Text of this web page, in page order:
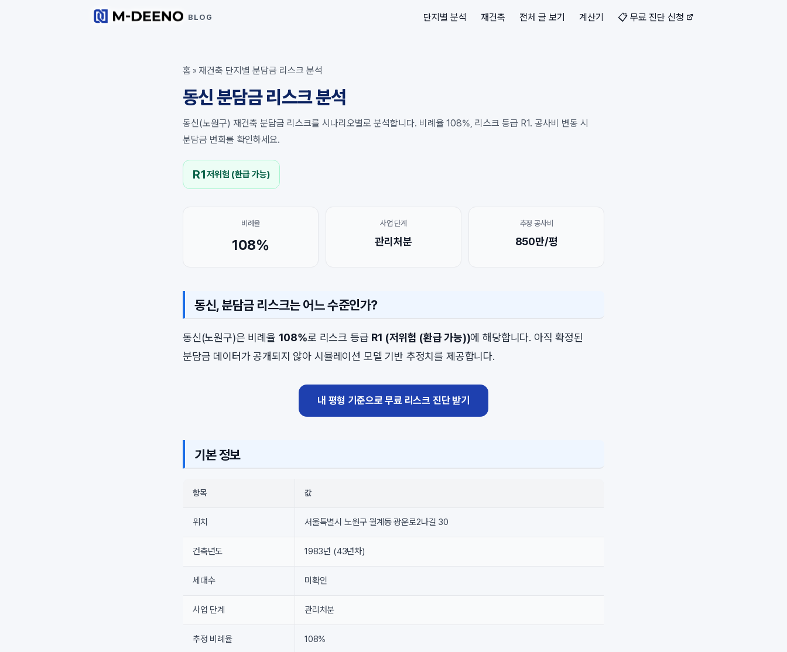
BLOG 단지별 분석 재건축 전체 글 보기 계산기 📋 무료 진단 신청
홈 » 재건축 단지별 분담금 리스크 분석
동신 분담금 리스크 분석
동신(노원구) 재건축 분담금 리스크를 시나리오별로 분석합니다. 비례율 108%, 리스크 등급 R1. 공사비 변동 시
분담금 변화를 확인하세요.
R1저위험 (환급 가능)
비례율
108%
사업 단계
관리처분
추정 공사비
850만/평
동신, 분담금 리스크는 어느 수준인가?
동신(노원구)은 비례율 108%로 리스크 등급 R1 (저위험 (환급 가능))에 해당합니다. 아직 확정된
분담금 데이터가 공개되지 않아 시뮬레이션 모델 기반 추정치를 제공합니다.
내 평형 기준으로 무료 리스크 진단 받기
기본 정보
항목 값
위치 서울특별시 노원구 월계동 광운로2나길 30
건축년도 1983년 (43년차)
세대수 미확인
사업 단계 관리처분
추정 비례율 108%